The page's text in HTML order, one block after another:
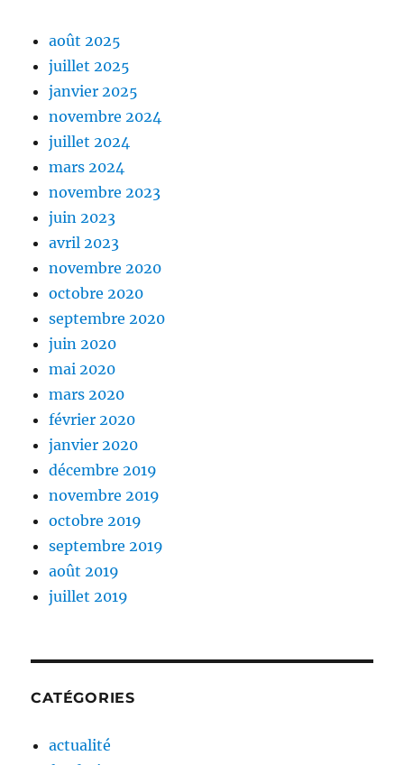
août 2025
juillet 2025
janvier 2025
novembre 2024
juillet 2024
mars 2024
novembre 2023
juin 2023
avril 2023
novembre 2020
octobre 2020
septembre 2020
juin 2020
mai 2020
mars 2020
février 2020
janvier 2020
décembre 2019
novembre 2019
octobre 2019
septembre 2019
août 2019
juillet 2019
CATÉGORIES
actualité